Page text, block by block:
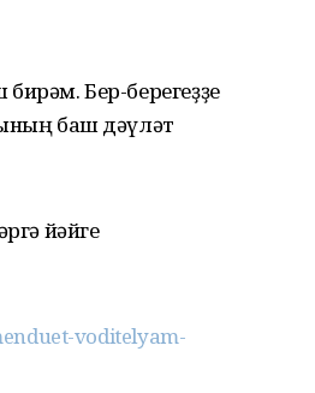
Бер-берегеҙҙе
баш дәүләт
йәйге
voditelyam-